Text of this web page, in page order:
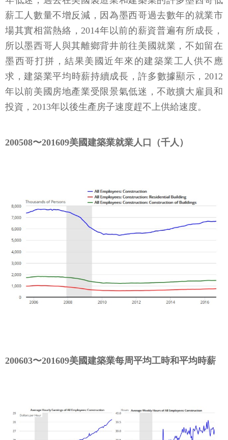
薪工人數量不增反減，因為墨西哥過去數年的就業市
場其實相當熱絡，2014年以前的薪資普遍有所成長，
所以墨西哥人與其離鄉背井前往美國就業，不如留在
墨西哥打拼，結果美國近年來的建築業工人供不應
求，建築業平均時薪持續成長，許多數據顯示，2012
年以前美國房地產業受限景氣低迷，不敢擴大雇員和
投資，2013年以後生產房子速度趕不上供給速度。
200508〜201609美國建築業就業人口（千人）
200603〜201609美國建築業每周平均工時和平均時薪